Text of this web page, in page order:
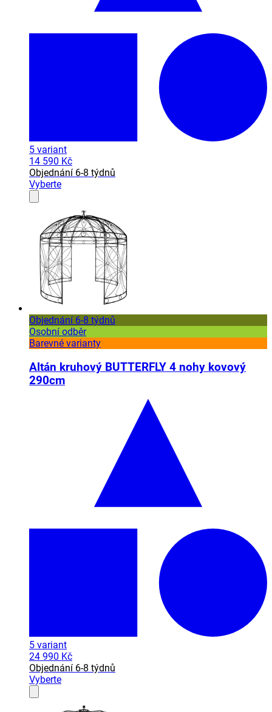
5 variant
14 590 Kč
Objednání 6-8 týdnů
Vyberte
Objednání 6-8 týdnů
Osobní odběr
Barevné varianty
Altán kruhový BUTTERFLY 4 nohy kovový
290cm
5 variant
24 990 Kč
Objednání 6-8 týdnů
Vyberte